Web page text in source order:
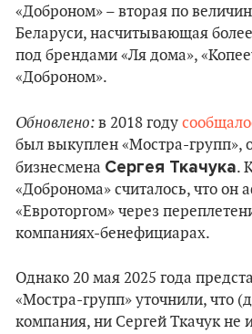
«Доброном» – вторая по
Беларуси, насчитывающая
под брендами «Ля дома»,
«Доброном».
Обновлено: в 2018 году
был выкуплен «Мостра-групп»,
бизнесмена Сергея Ткачука.
«Добронома» считалось, что он
«Евроторгом» через
компаниях-бенефициарах.
Однако 20 мая 2025 года
«Мостра-групп» уточнили, что
компания, ни Сергей Ткачук не